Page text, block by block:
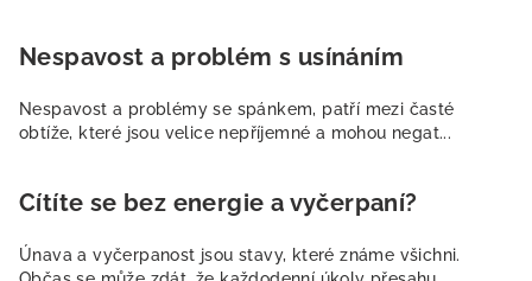
Nespavost a problém s usínáním
Nespavost a problémy se spánkem, patří mezi časté
obtíže, které jsou velice nepříjemné a mohou negat...
Cítíte se bez energie a vyčerpaní?
Únava a vyčerpanost jsou stavy, které známe všichni.